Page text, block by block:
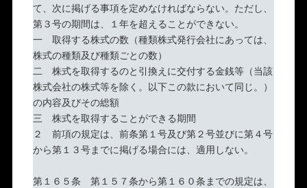
て、次に掲げる事項を定めなければならない。ただし、
第３号の期間は、１年を超えることができない。
一 取得する株式の数（種類株式発行会社にあっては、
株式の種類及び種類ごとの数）
二 株式を取得するのと引換えに交付する金銭等（当該
株式会社の株式等を除く。以下この款において同じ。）
の内容及びその総額
三 株式を取得することができる期間
２ 前項の規定は、前条第１号及び第２号並びに第４号
から第１３号までに掲げる場合には、適用しない。
第１６５条 第１５７条から第１６０条までの規定は、